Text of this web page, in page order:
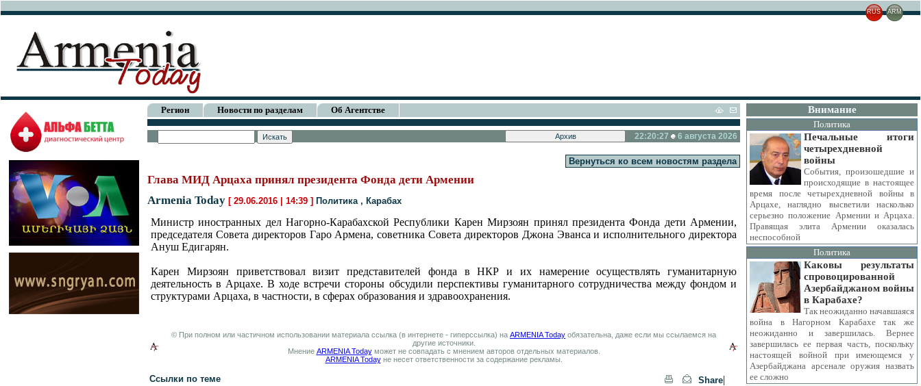
RUS ARM
Регион Новости по разделам Об Агентстве
22:20:28 6 августа 2026
Вернуться ко всем новостям раздела
Глава МИД Арцаха принял президента Фонда дети Армении
Armenia Today [ 29.06.2016 | 14:39 ] Политика , Карабах
Министр иностранных дел Нагорно-Карабахской Республики Карен Мирзоян принял президента Фонда дети Армении,
председателя Совета директоров Гаро Армена, советника Совета директоров Джона Эванса и исполнительного директора
Ануш Едигарян.
Карен Мирзоян приветствовал визит представителей фонда в НКР и их намерение осуществлять гуманитарную
деятельность в Арцахе. В ходе встречи стороны обсудили перспективы гуманитарного сотрудничества между фондом и
структурами Арцаха, в частности, в сферах образования и здравоохранения.
© При полном или частичном использовании материала ссылка (в интернете - гиперссылка) на ARMENIA Today обязательна, даже если мы ссылаемся на
другие источники.
Мнение ARMENIA Todayможет не совпадать с мнением авторов отдельных материалов.
ARMENIA Todayне несет ответственности за содержание рекламы.
Ссылки по теме Share|
Внимание
Политика
Печальные итоги
четырехдневной
войны
События, произошедшие и
происходящие в настоящее
время после четырехдневной войны в
Арцахе, наглядно высветили насколько
серьезно положение Армении и Арцаха.
Правящая элита Армении оказалась
неспособной
Политика
Каковы результаты
спровоцированной
Азербайджаном войны
в Карабахе?
Так неожиданно начавшаяся
война в Нагорном Карабахе так же
неожиданно и завершилась. Вернее
завершилась ее первая часть, поскольку
настоящей войной при имеющемся у
Азербайджана арсенале оружия назвать
ее сложно